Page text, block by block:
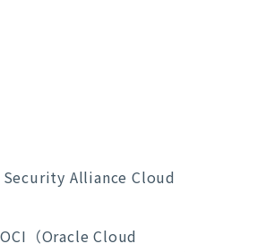
Security Alliance Cloud
（Oracle Cloud